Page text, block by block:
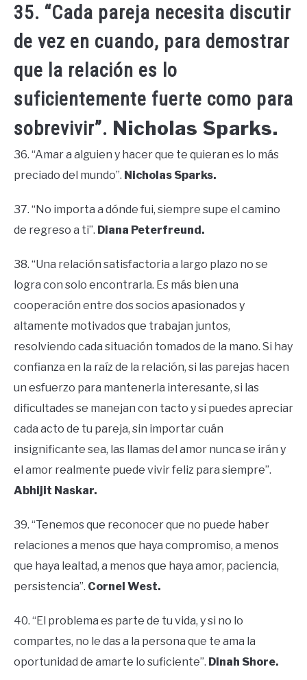
35. “Cada pareja necesita discutir
de vez en cuando, para demostrar
que la relación es lo
suficientemente fuerte como para
sobrevivir”. Nicholas Sparks.
36. “Amar a alguien y hacer que te quieran es lo más
preciado del mundo”. Nicholas Sparks.
37. “No importa a dónde fui, siempre supe el camino
de regreso a ti”. Diana Peterfreund.
38. “Una relación satisfactoria a largo plazo no se
logra con solo encontrarla. Es más bien una
cooperación entre dos socios apasionados y
altamente motivados que trabajan juntos,
resolviendo cada situación tomados de la mano. Si hay
confianza en la raíz de la relación, si las parejas hacen
un esfuerzo para mantenerla interesante, si las
dificultades se manejan con tacto y si puedes apreciar
cada acto de tu pareja, sin importar cuán
insignificante sea, las llamas del amor nunca se irán y
el amor realmente puede vivir feliz para siempre”.
Abhijit Naskar.
39. “Tenemos que reconocer que no puede haber
relaciones a menos que haya compromiso, a menos
que haya lealtad, a menos que haya amor, paciencia,
persistencia”. Cornel West.
40. “El problema es parte de tu vida, y si no lo
compartes, no le das a la persona que te ama la
oportunidad de amarte lo suficiente”. Dinah Shore.